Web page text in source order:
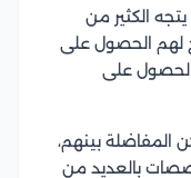
الكثير من
لهم الحصول على
الحصول على
المفاضلة بينهم،
بالعديد من